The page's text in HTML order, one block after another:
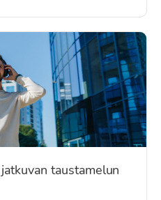
taustamelun